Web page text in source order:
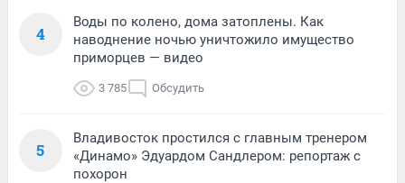
4
Воды по колено, дома затоплены. Как
наводнение ночью уничтожило имущество
приморцев — видео
3 785 Обсудить
5
Владивосток простился с главным тренером
«Динамо» Эдуардом Сандлером: репортаж с
похорон